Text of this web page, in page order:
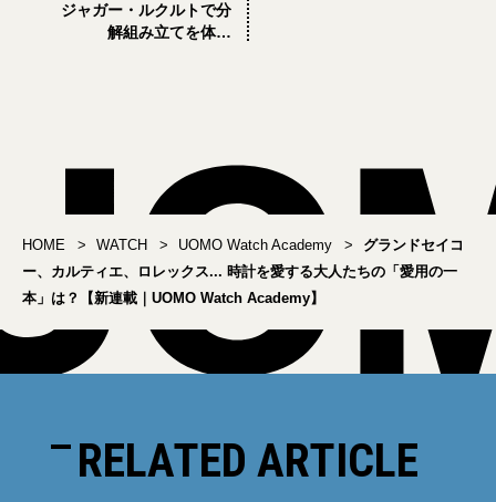
ジャガー・ルクルトで分
解組み立てを体験
HOME WATCH UOMO Watch Academy
グランドセイコ
ー、カルティエ、ロレックス... 時計を愛する大人たちの「愛用の一
本」は？【新連載｜UOMO Watch Academy】
RELATED ARTICLE